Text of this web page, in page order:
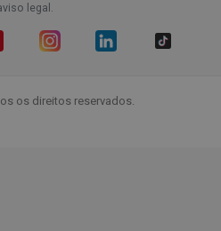
legal.
os direitos reservados.